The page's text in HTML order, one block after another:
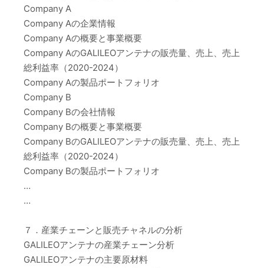
Company A
Company Aの企業情報
Company Aの概要と事業概要
Company AのGALILEOアンテナの販売量、売上、売上
総利益率（2020-2024）
Company Aの製品ポートフォリオ
Company B
Company Bの会社情報
Company Bの概要と事業概要
Company BのGALILEOアンテナの販売量、売上、売上
総利益率（2020-2024）
Company Bの製品ポートフォリオ
…
…
７．産業チェーンと販売チャネルの分析
GALILEOアンテナの産業チェーン分析
GALILEOアンテナの主要原材料